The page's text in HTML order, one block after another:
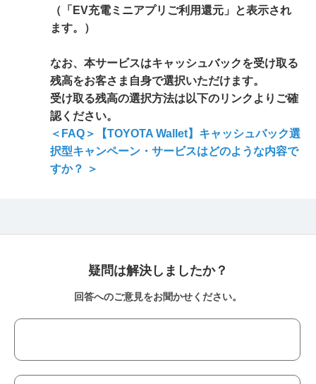
（「EV充電ミニアプリご利用還元」と表示され
ます。）
なお、本サービスはキャッシュバックを受け取る
残高をお客さま自身で選択いただけます。
受け取る残高の選択方法は以下のリンクよりご確
認ください。
＜FAQ＞【TOYOTA Wallet】キャッシュバック選
択型キャンペーン・サービスはどのような内容で
すか？ ＞
疑問は解決しましたか？
回答へのご意見をお聞かせください。